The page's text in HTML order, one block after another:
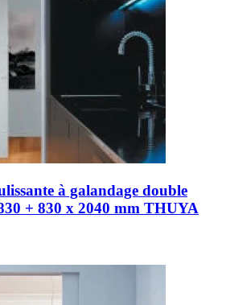
à galandage double
+ 830 x 2040 mm THUYA